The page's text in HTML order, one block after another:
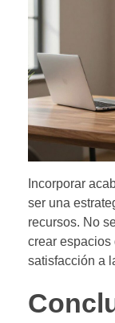
Incorporar
ser una
recursos. No
crear espacios
satisfacción a